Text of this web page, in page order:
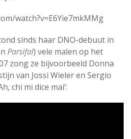
watch?v=E6Yie7mkMMg
sinds haar DNO-debuut in
Parsifal) vele malen op het
zong ze bijvoorbeeld Donna
van Jossi Wieler en Sergio
chi mi dice mai’: